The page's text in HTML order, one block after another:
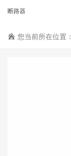
断路器
您当前所在位置：